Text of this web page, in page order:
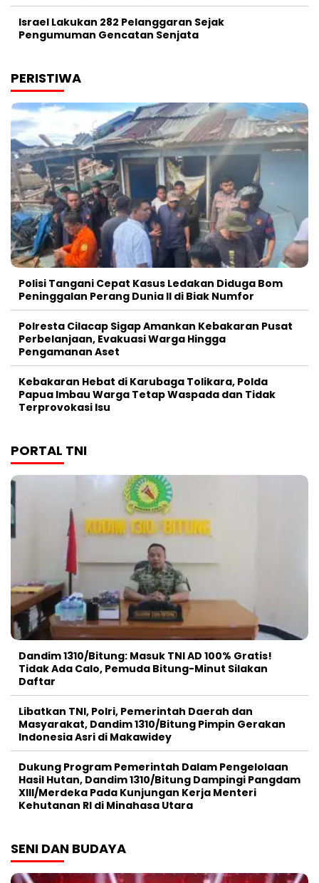
Israel Lakukan 282 Pelanggaran Sejak
Pengumuman Gencatan Senjata
PERISTIWA
Polisi Tangani Cepat Kasus Ledakan Diduga Bom
Peninggalan Perang Dunia II di Biak Numfor
Polresta Cilacap Sigap Amankan Kebakaran Pusat
Perbelanjaan, Evakuasi Warga Hingga
Pengamanan Aset
Kebakaran Hebat di Karubaga Tolikara, Polda
Papua Imbau Warga Tetap Waspada dan Tidak
Terprovokasi Isu
PORTAL TNI
Dandim 1310/Bitung: Masuk TNI AD 100% Gratis!
Tidak Ada Calo, Pemuda Bitung-Minut Silakan
Daftar
Libatkan TNI, Polri, Pemerintah Daerah dan
Masyarakat, Dandim 1310/Bitung Pimpin Gerakan
Indonesia Asri di Makawidey
Dukung Program Pemerintah Dalam Pengelolaan
Hasil Hutan, Dandim 1310/Bitung Dampingi Pangdam
XIII/Merdeka Pada Kunjungan Kerja Menteri
Kehutanan RI di Minahasa Utara
SENI DAN BUDAYA